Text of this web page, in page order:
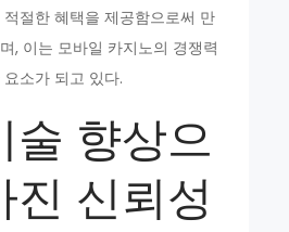
절한 혜택을 제공함으로써 만
, 이는 모바일 카지노의 경쟁력
소가 되고 있다.
술 향상으
진 신뢰성